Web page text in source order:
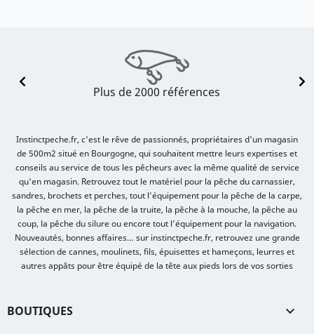
Plus de 2000 références
Instinctpeche.fr, c'est le rêve de passionnés, propriétaires d'un magasin
de 500m2 situé en Bourgogne, qui souhaitent mettre leurs expertises et
conseils au service de tous les pêcheurs avec la même qualité de service
qu'en magasin. Retrouvez tout le matériel pour la pêche du carnassier,
sandres, brochets et perches, tout l’équipement pour la pêche de la carpe,
la pêche en mer, la pêche de la truite, la pêche à la mouche, la pêche au
coup, la pêche du silure ou encore tout l’équipement pour la navigation.
Nouveautés, bonnes affaires… sur instinctpeche.fr, retrouvez une grande
sélection de cannes, moulinets, fils, épuisettes et hameçons, leurres et
autres appâts pour être équipé de la tête aux pieds lors de vos sorties
BOUTIQUES 